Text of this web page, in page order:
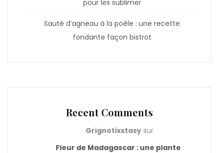
pour les sublimer
Sauté d’agneau à la poêle : une recette
fondante façon bistrot
Recent Comments
Grignotixstasysur
Fleur de Madagascar : une plante